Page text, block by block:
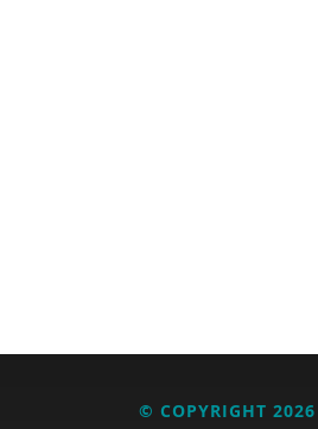
© COPYRIGHT 2026